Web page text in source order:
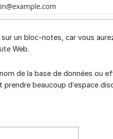
un bloc-notes, car vous
Web.
de la base de données ou
beaucoup d’espace